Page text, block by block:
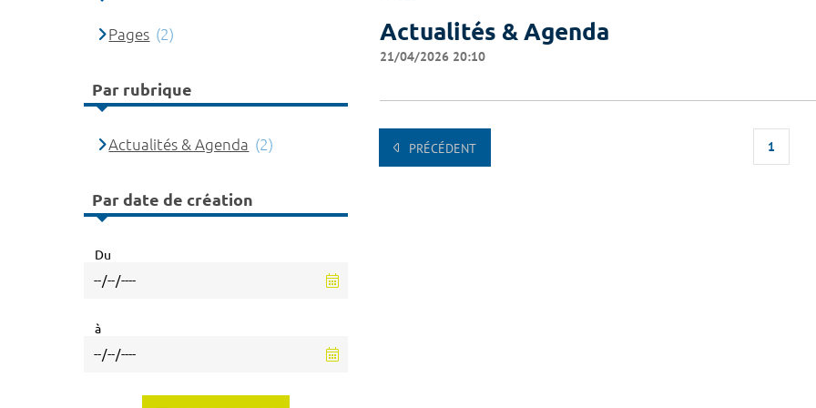
Actualités & Agenda
21/04/2026 20:10
PRÉCÉDENT 1
Pages (2)
Par rubrique
Actualités & Agenda (2)
Par date de création
Du
à